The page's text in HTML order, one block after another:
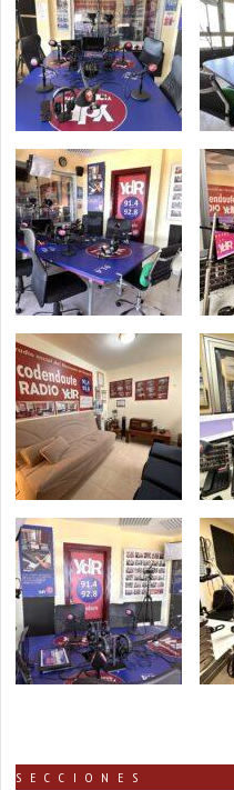
SECCIONES